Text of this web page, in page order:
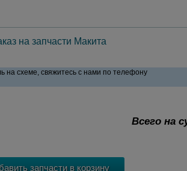
на запчасти Макита
на схеме, свяжитесь с нами по телефону
Всего на